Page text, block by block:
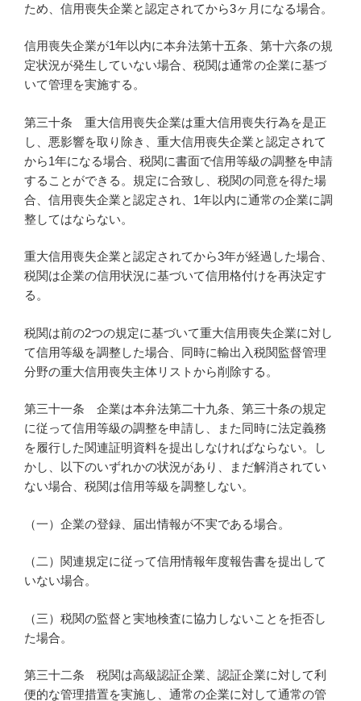
ため、信用喪失企業と認定されてから3ヶ月になる場合。
信用喪失企業が1年以内に本弁法第十五条、第十六条の規
定状況が発生していない場合、税関は通常の企業に基づ
いて管理を実施する。
第三十条 重大信用喪失企業は重大信用喪失行為を是正
し、悪影響を取り除き、重大信用喪失企業と認定されて
から1年になる場合、税関に書面で信用等級の調整を申請
することができる。規定に合致し、税関の同意を得た場
合、信用喪失企業と認定され、1年以内に通常の企業に調
整してはならない。
重大信用喪失企業と認定されてから3年が経過した場合、
税関は企業の信用状況に基づいて信用格付けを再決定す
る。
税関は前の2つの規定に基づいて重大信用喪失企業に対し
て信用等級を調整した場合、同時に輸出入税関監督管理
分野の重大信用喪失主体リストから削除する。
第三十一条 企業は本弁法第二十九条、第三十条の規定
に従って信用等級の調整を申請し、また同時に法定義務
を履行した関連証明資料を提出しなければならない。し
かし、以下のいずれかの状況があり、まだ解消されてい
ない場合、税関は信用等級を調整しない。
（一）企業の登録、届出情報が不実である場合。
（二）関連規定に従って信用情報年度報告書を提出して
いない場合。
（三）税関の監督と実地検査に協力しないことを拒否し
た場合。
第三十二条 税関は高級認証企業、認証企業に対して利
便的な管理措置を実施し、通常の企業に対して通常の管